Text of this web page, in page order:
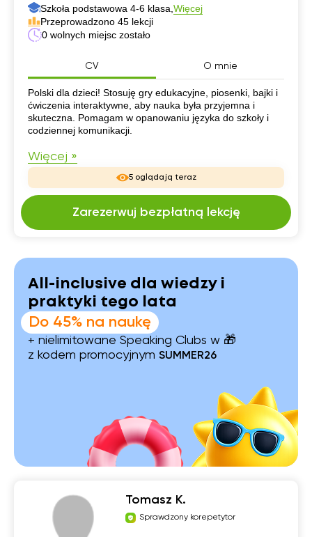
Szkoła podstawowa 4-6 klasa, Więcej
Przeprowadzono 45 lekcji
0 wolnych miejsc zostało
CV O mnie
CV
Polski dla dzieci! Stosuję gry edukacyjne, piosenki, bajki i
ćwiczenia interaktywne, aby nauka była przyjemna i
skuteczna. Pomagam w opanowaniu języka do szkoły i
codziennej komunikacji.
Więcej »
5 oglądają teraz
Zarezerwuj bezpłatną lekcję
All-inclusive dla wiedzy i
praktyki tego lata
Do 45% na naukę
+ nielimitowane Speaking Clubs w 🎁
z kodem promocyjnym SUMMER26
Tomasz K.
Sprawdzony korepetytor